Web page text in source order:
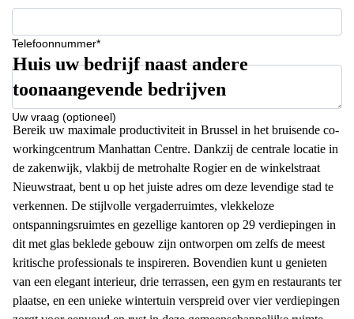
Telefoonnummer*
Uw vraag (optioneel)
Huis uw bedrijf naast andere
toonaangevende bedrijven
Bereik uw maximale productiviteit in Brussel in het bruisende co-
workingcentrum Manhattan Centre. Dankzij de centrale locatie in
de zakenwijk, vlakbij de metrohalte Rogier en de winkelstraat
Nieuwstraat, bent u op het juiste adres om deze levendige stad te
verkennen. De stijlvolle vergaderruimtes, vlekkeloze
ontspanningsruimtes en gezellige kantoren op 29 verdiepingen in
dit met glas beklede gebouw zijn ontworpen om zelfs de meest
kritische professionals te inspireren. Bovendien kunt u genieten
van een elegant interieur, drie terrassen, een gym en restaurants ter
plaatse, en een unieke wintertuin verspreid over vier verdiepingen